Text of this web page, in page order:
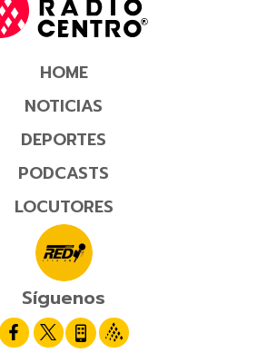
HOME
NOTICIAS
DEPORTES
PODCASTS
LOCUTORES
Síguenos